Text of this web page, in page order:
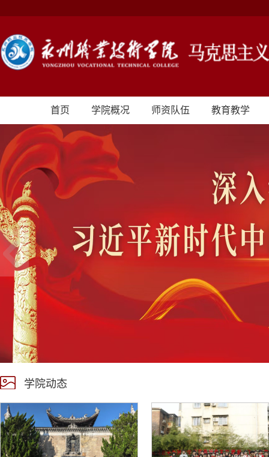
首页 学院概况 师资队伍 教育教学
学院动态